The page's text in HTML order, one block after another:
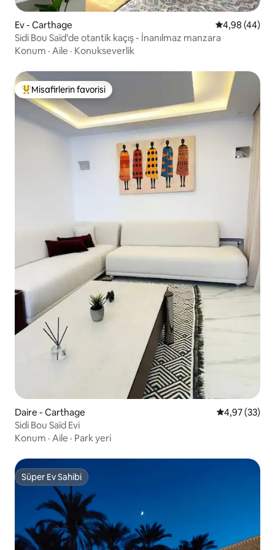
Ev - Carthage 5 üzerinden
4,98 (44)
Sidi Bou Saïd'de otantik kaçış - İnanılmaz manzara
Konum · Aile · Konukseverlik
Misafirlerin favorilerinden en beğenilenler arasında
Misafirlerin favorisi
Daire - Carthage 5 üzerinden
4,97 (33)
Sidi Bou Saïd Evi
Konum · Aile · Park yeri
Süper Ev Sahibi
Süper Ev Sahibi